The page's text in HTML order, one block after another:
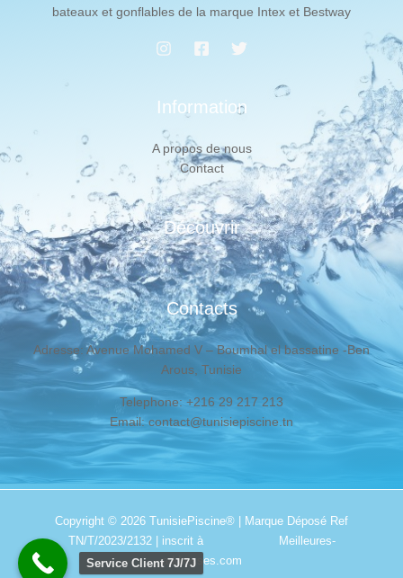
bateaux et gonflables de la marque Intex et Bestway
Information
A propos de nous
Contact
Découvrir
Contacts
Adresse: Avenue Mohamed V – Boumhal el bassatine -Ben
Arous, Tunisie
Telephone: +216 29 217 213
Email: contact@tunisiepiscine.tn
Copyright © 2026 TunisiePiscine® | Marque Déposé Ref
TN/T/2023/2132 | inscrit à Meilleures-
addresses.com
Service Client 7J/7J